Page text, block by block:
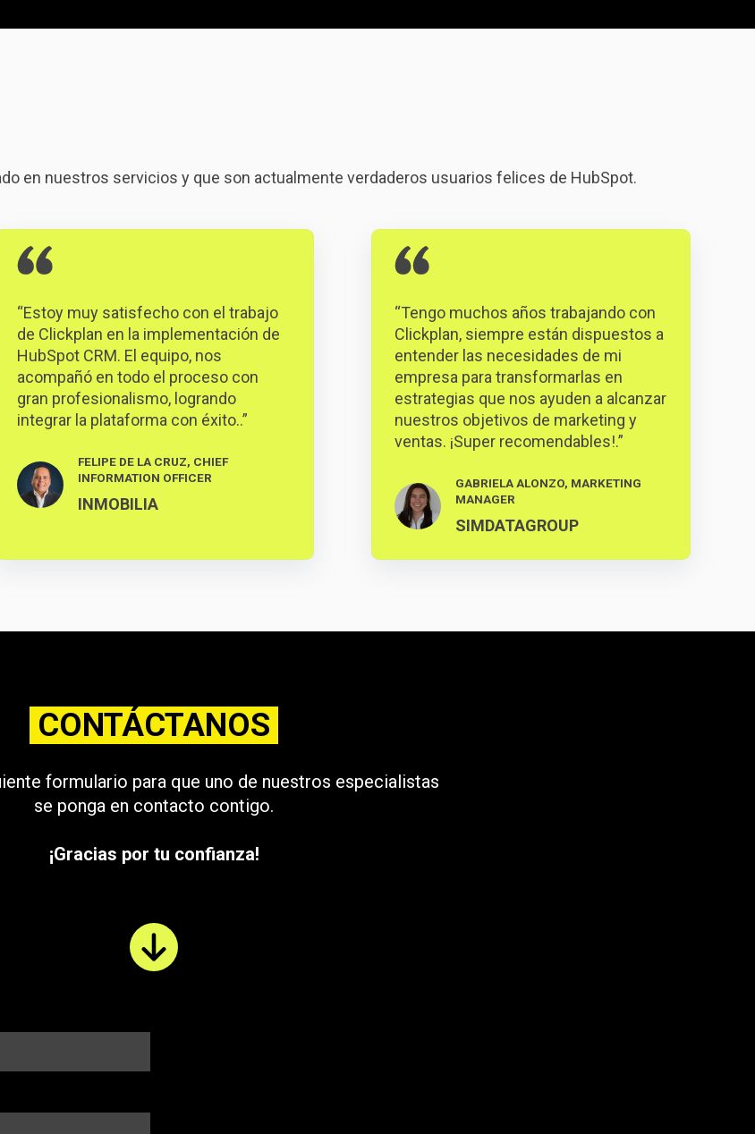
en nuestros servicios y que son actualmente verdaderos usuarios felices de HubSpot.
“Estoy muy satisfecho con el trabajo
de Clickplan en la implementación de
HubSpot CRM. El equipo, nos
acompañó en todo el proceso con
gran profesionalismo, logrando
integrar la plataforma con éxito..”
FELIPE DE LA CRUZ, CHIEF
INFORMATION OFFICER
INMOBILIA
“Tengo muchos años trabajando con
Clickplan, siempre están dispuestos a
entender las necesidades de mi
empresa para transformarlas en
estrategias que nos ayuden a alcanzar
nuestros objetivos de marketing y
ventas. ¡Super recomendables!.”
GABRIELA ALONZO, MARKETING
MANAGER
SIMDATAGROUP
CONTÁCTANOS
formulario para que uno de nuestros especialistas
se ponga en contacto contigo.
¡Gracias por tu confianza!